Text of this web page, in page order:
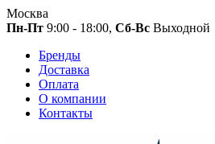
Москва
Пн-Пт 9:00 - 18:00, Сб-Вс Выходной
Бренды
Доставка
Оплата
О компании
Контакты